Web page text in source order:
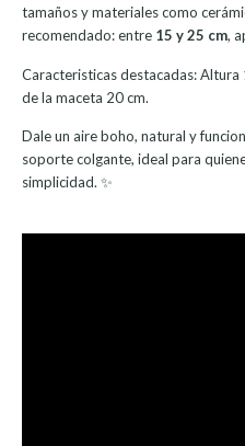
tamaños y materiales como
recomendado: entre 15 y 25 cm,
Caracteristicas destacadas:
de la maceta 20 cm.
Dale un aire boho, natural y
soporte colgante, ideal para
simplicidad. ✨